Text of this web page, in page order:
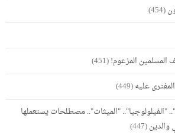
(454)
المزعوم!(451)
عليه(449)
"الفيلولوجيا".. "الميثات".. مصطلحات يستعملها
والدين(447)